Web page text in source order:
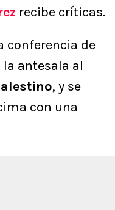
recibe críticas.
conferencia de
antesala al
, y se
con una